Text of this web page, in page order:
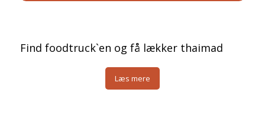
Find foodtruck`en og få lækker thaimad
Læs mere